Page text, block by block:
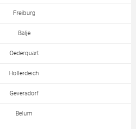
Freiburg
Balje
Oederquart
Hollerdeich
Geversdorf
Belum